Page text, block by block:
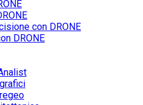
con DRONE
DRONE